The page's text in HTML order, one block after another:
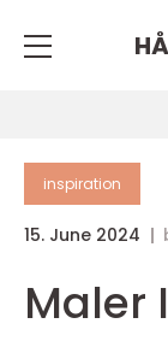
inspiration
15. June 2024
Maler